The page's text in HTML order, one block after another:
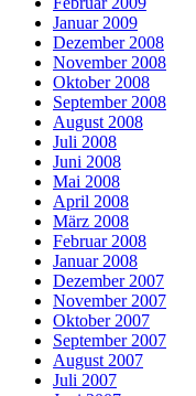
Januar 2009
Dezember 2008
November 2008
Oktober 2008
September 2008
August 2008
Juli 2008
Juni 2008
Mai 2008
April 2008
März 2008
Februar 2008
Januar 2008
Dezember 2007
November 2007
Oktober 2007
September 2007
August 2007
Juli 2007